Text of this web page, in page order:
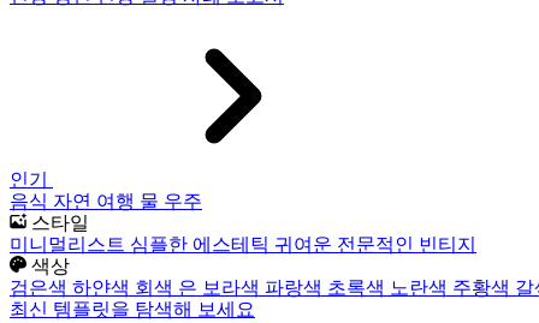
인기
음식 자연 여행 물 우주
스타일
미니멀리스트 심플한 에스테틱 귀여운 전문적인 빈티지
색상
검은색 하얀색 회색 은 보라색 파랑색 초록색 노란색 주황색
최신 템플릿을 탐색해 보세요